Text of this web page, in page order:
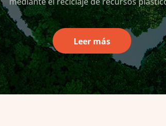
Leer más